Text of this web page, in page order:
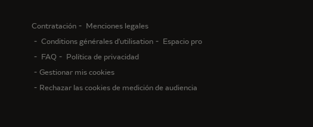
Contratación
Menciones legales
Conditions générales d'utilisation
Espacio pro
FAQ
Política de privacidad
Gestionar mis cookies
Rechazar las cookies de medición de audiencia